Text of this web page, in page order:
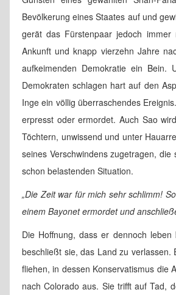
Bevölkerung eines Staates auf und
gerät das Fürstenpaar jedoch
Ankunft und knapp vierzehn Jahre
aufkeimenden Demokratie ein
Demokraten schlagen hart auf den
Inge ein völlig überraschendes
erpresst oder ermordet. Auch Sao
Töchtern, unwissend und unter
seines Verschwindens zugetragen,
schon belastenden Situation.
„Die Zeit war für mich sehr schlimm!
einem Bayonet ermordet und
Die Hoffnung, dass er dennoch
beschließt sie, das Land zu
fliehen, in dessen Konservatismus die
nach Colorado aus. Sie trifft auf Tad,